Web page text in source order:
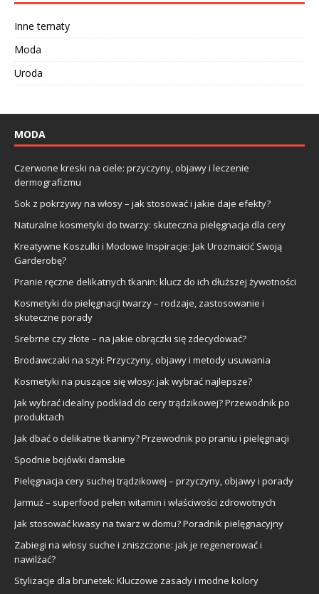
Inne tematy
Moda
Uroda
MODA
Czerwone kreski na ciele: przyczyny, objawy i leczenie
dermografizmu
Sok z pokrzywy na włosy – jak stosować i jakie daje efekty?
Naturalne kosmetyki do twarzy: skuteczna pielęgnacja dla cery
Kreatywne Koszulki i Modowe Inspiracje: Jak Urozmaicić Swoją
Garderobę?
Pranie ręczne delikatnych tkanin: klucz do ich dłuższej żywotności
Kosmetyki do pielęgnacji twarzy – rodzaje, zastosowanie i
skuteczne porady
Srebrne czy złote – na jakie obrączki się zdecydować?
Brodawczaki na szyi: Przyczyny, objawy i metody usuwania
Kosmetyki na puszące się włosy: jak wybrać najlepsze?
Jak wybrać idealny podkład do cery trądzikowej? Przewodnik po
produktach
Jak dbać o delikatne tkaniny? Przewodnik po praniu i pielęgnacji
Spodnie bojówki damskie
Pielęgnacja cery suchej trądzikowej – przyczyny, objawy i porady
Jarmuż – superfood pełen witamin i właściwości zdrowotnych
Jak stosować kwasy na twarz w domu? Poradnik pielęgnacyjny
Zabiegi na włosy suche i zniszczone: jak je regenerować i
nawilżać?
Stylizacje dla brunetek: Kluczowe zasady i modne kolory